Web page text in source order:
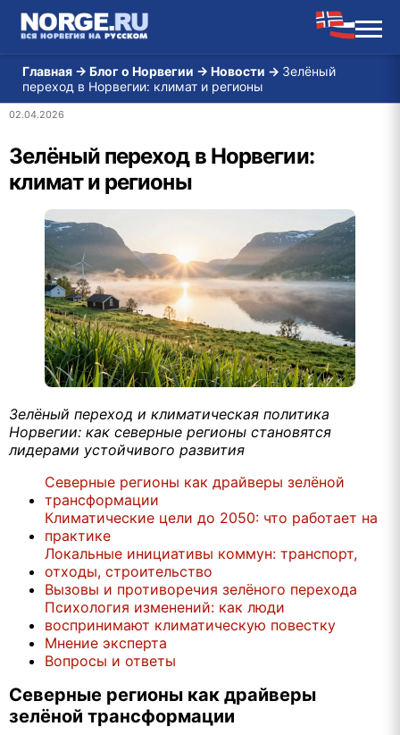
Главная → Блог о Норвегии → Новости → Зелёный
переход в Норвегии: климат и регионы
02.04.2026
Зелёный переход в Норвегии:
климат и регионы
Зелёный переход и климатическая политика
Норвегии: как северные регионы становятся
лидерами устойчивого развития
Северные регионы как драйверы зелёной
трансформации
Климатические цели до 2050: что работает на
практике
Локальные инициативы коммун: транспорт,
отходы, строительство
Вызовы и противоречия зелёного перехода
Психология изменений: как люди
воспринимают климатическую повестку
Мнение эксперта
Вопросы и ответы
Северные регионы как драйверы
зелёной трансформации